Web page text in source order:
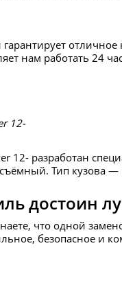
нам работать 24
12-
12- разработан
Тип кузова
достоин
что одной
безопасное